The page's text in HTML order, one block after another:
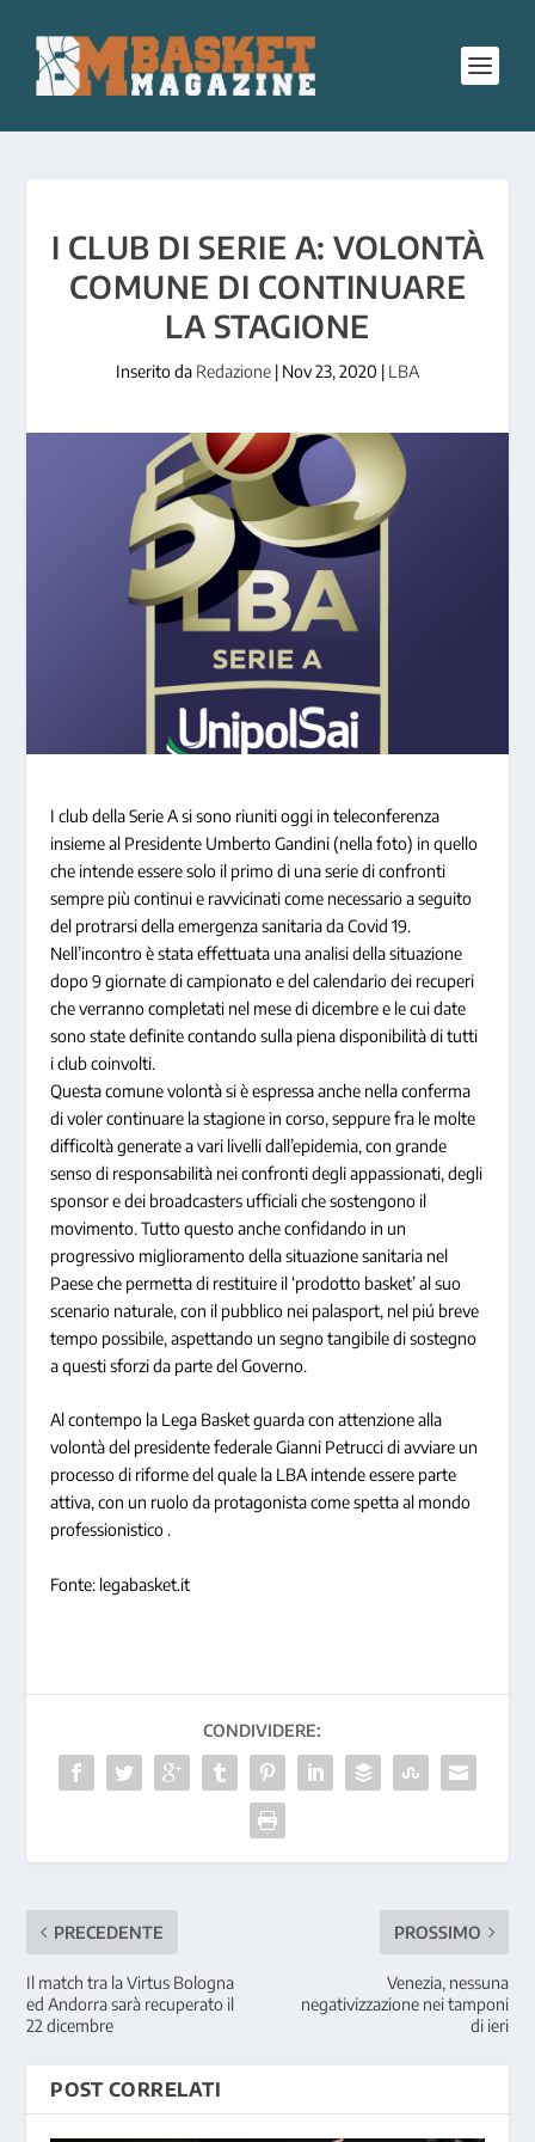
I CLUB DI SERIE A: VOLONTÀ
COMUNE DI CONTINUARE
LA STAGIONE
Inserito da Redazione | Nov 23, 2020 | LBA
I club della Serie A si sono riuniti oggi in teleconferenza
insieme al Presidente Umberto Gandini (nella foto) in quello
che intende essere solo il primo di una serie di confronti
sempre più continui e ravvicinati come necessario a seguito
del protrarsi della emergenza sanitaria da Covid 19.
Nell’incontro è stata effettuata una analisi della situazione
dopo 9 giornate di campionato e del calendario dei recuperi
che verranno completati nel mese di dicembre e le cui date
sono state definite contando sulla piena disponibilità di tutti
i club coinvolti.
Questa comune volontà si è espressa anche nella conferma
di voler continuare la stagione in corso, seppure fra le molte
difficoltà generate a vari livelli dall’epidemia, con grande
senso di responsabilità nei confronti degli appassionati, degli
sponsor e dei broadcasters ufficiali che sostengono il
movimento. Tutto questo anche confidando in un
progressivo miglioramento della situazione sanitaria nel
Paese che permetta di restituire il ‘prodotto basket’ al suo
scenario naturale, con il pubblico nei palasport, nel piú breve
tempo possibile, aspettando un segno tangibile di sostegno
a questi sforzi da parte del Governo.
Al contempo la Lega Basket guarda con attenzione alla
volontà del presidente federale Gianni Petrucci di avviare un
processo di riforme del quale la LBA intende essere parte
attiva, con un ruolo da protagonista come spetta al mondo
professionistico .
Fonte: legabasket.it
CONDIVIDERE:
PRECEDENTE
Il match tra la Virtus Bologna
ed Andorra sarà recuperato il
22 dicembre
PROSSIMO
Venezia, nessuna
negativizzazione nei tamponi
di ieri
POST CORRELATI